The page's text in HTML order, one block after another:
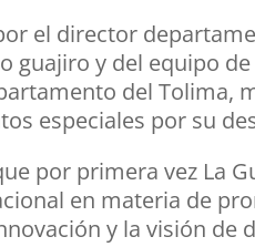
el director
guajiro y del equipo
del Tolima,
especiales por su
por primera vez La
en materia de
y la visión de